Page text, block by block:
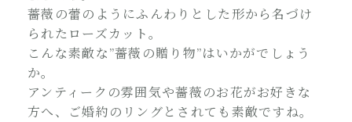
薔薇の蕾のようにふんわりとした形から名づけ
られたローズカット。
こんな素敵な”薔薇の贈り物”はいかがでしょう
か。
アンティークの雰囲気や薔薇のお花がお好きな
方へ、ご婚約のリングとされても素敵ですね。